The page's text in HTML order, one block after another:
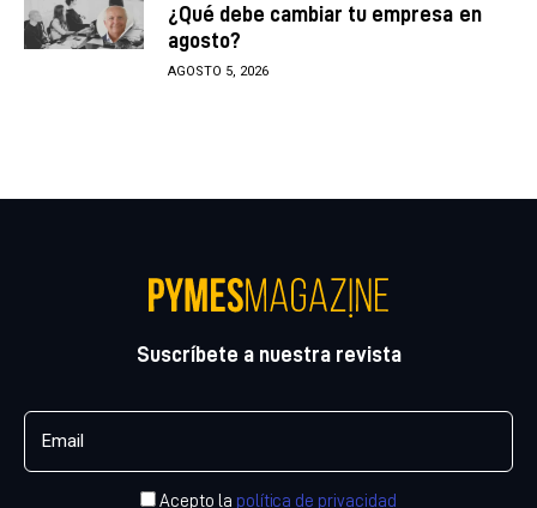
¿Qué debe cambiar tu empresa en
agosto?
AGOSTO 5, 2026
Suscríbete a nuestra revista
Acepto la política de privacidad